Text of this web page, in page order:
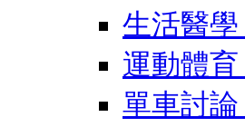
生活醫學
運動體育
單車討論